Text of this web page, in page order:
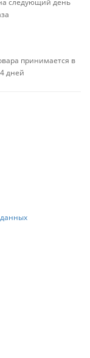
следующий день
принимается в
дней